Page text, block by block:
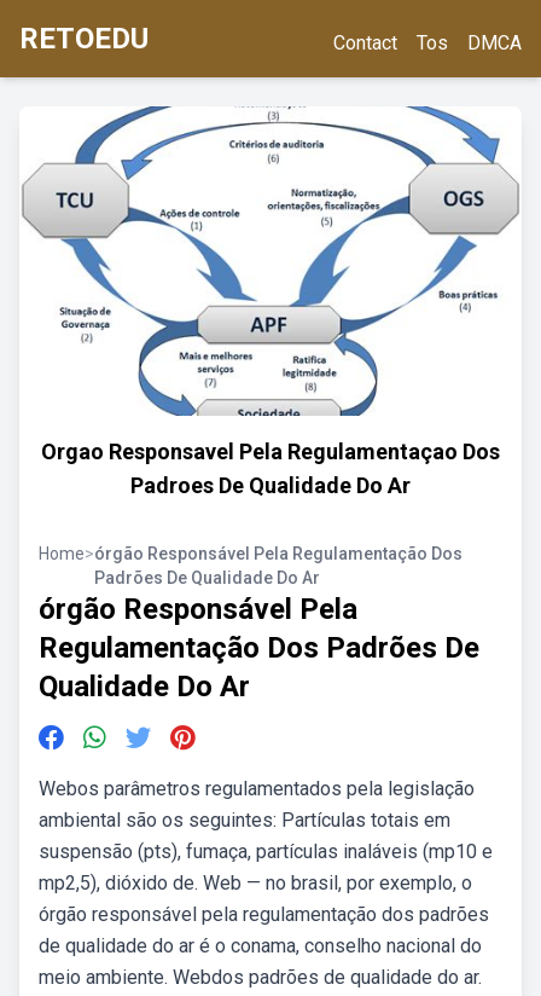
RETOEDU Contact Tos DMCA
Orgao Responsavel Pela Regulamentaçao Dos
Padroes De Qualidade Do Ar
Home>órgão Responsável Pela Regulamentação Dos
Padrões De Qualidade Do Ar
órgão Responsável Pela
Regulamentação Dos Padrões De
Qualidade Do Ar
Webos parâmetros regulamentados pela legislação
ambiental são os seguintes: Partículas totais em
suspensão (pts), fumaça, partículas inaláveis (mp10 e
mp2,5), dióxido de. Web — no brasil, por exemplo, o
órgão responsável pela regulamentação dos padrões
de qualidade do ar é o conama, conselho nacional do
meio ambiente. Webdos padrões de qualidade do ar.